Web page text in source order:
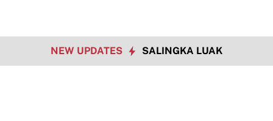
NEW UPDATES SALINGKA LUAK